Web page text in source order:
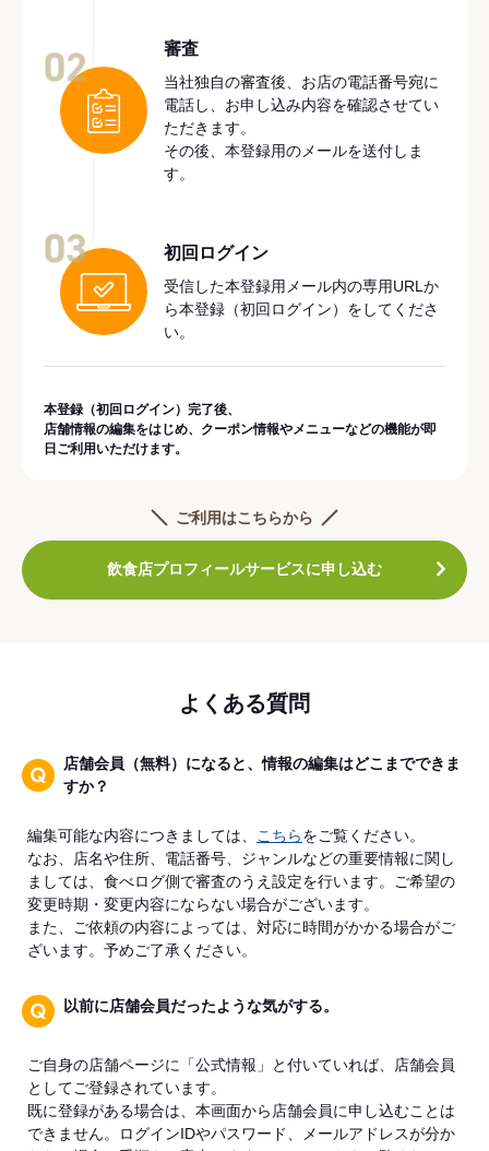
審査
当社独自の審査後、お店の電話番号宛に
電話し、お申し込み内容を確認させてい
ただきます。
その後、本登録用のメールを送付しま
す。
初回ログイン
受信した本登録用メール内の専用URLか
ら本登録（初回ログイン）をしてくださ
い。
本登録（初回ログイン）完了後、
店舗情報の編集をはじめ、クーポン情報やメニューなどの機能が即
日ご利用いただけます。
ご利用はこちらから
飲食店プロフィールサービスに申し込む
よくある質問
店舗会員（無料）になると、情報の編集はどこまでできま
すか？
編集可能な内容につきましては、 こちらをご覧ください。
なお、店名や住所、電話番号、ジャンルなどの重要情報に関し
ましては、食べログ側で審査のうえ設定を行います。ご希望の
変更時期・変更内容にならない場合がございます。
また、ご依頼の内容によっては、対応に時間がかかる場合がご
ざいます。予めご了承ください。
以前に店舗会員だったような気がする。
ご自身の店舗ページに「公式情報」と付いていれば、店舗会員
としてご登録されています。
既に登録がある場合は、本画面から店舗会員に申し込むことは
できません。ログインIDやパスワード、メールアドレスが分か